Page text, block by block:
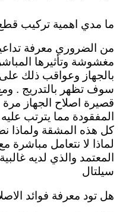
ما مدي اهمية تركيب قطع
من الضروري معرفة
مغشوشة وتأثيرها
بالجهاز وعواقب ذلك
سوف تظهر بالتدريج .
قصيرة اصلاح الجهاز
المفقودة مما يترتب
كل هذه المشقة ولماذا
لماذا لا نتعامل مباشرة
المعتمد والذي لديه
سيلتال
هل تود معرفة فوائد